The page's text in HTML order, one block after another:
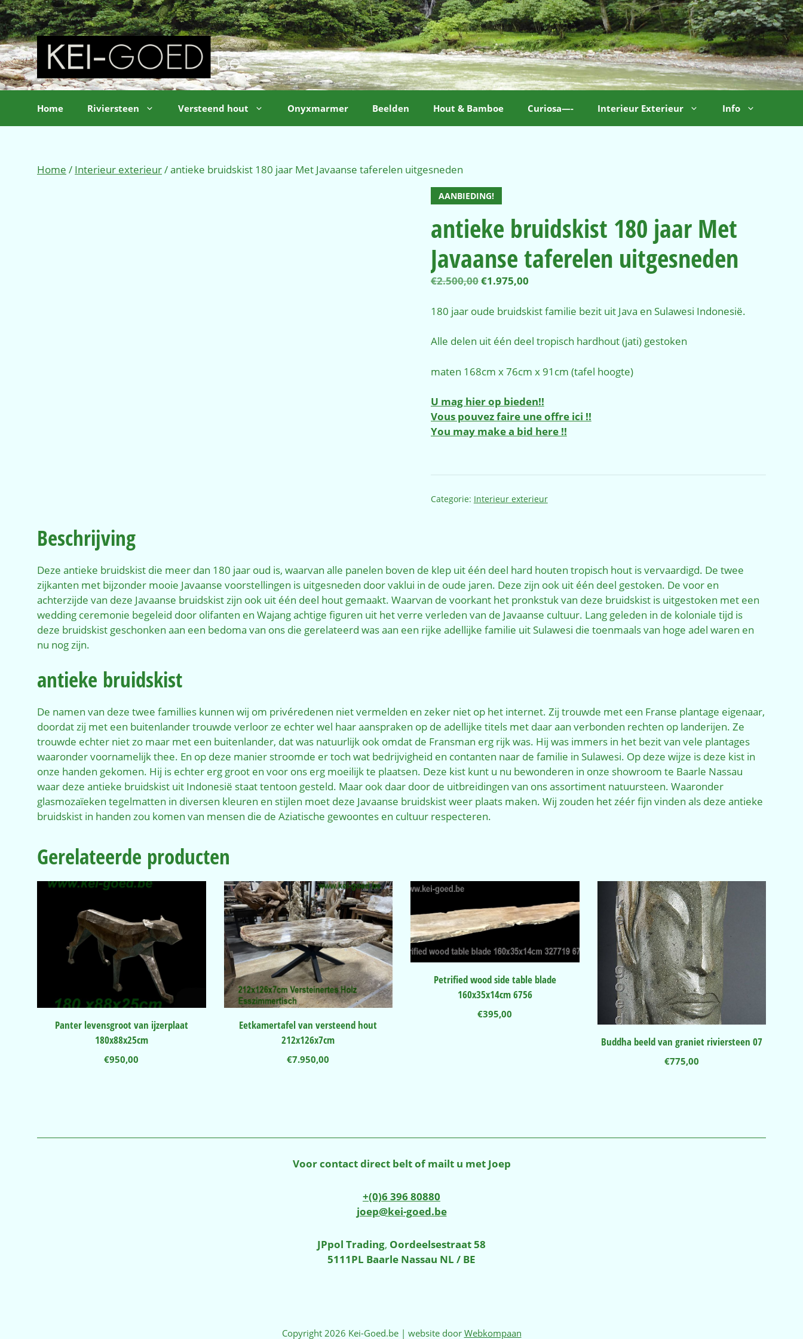
Ga
naar
de
inhoud
Home Riviersteen Versteend hout Onyxmarmer Beelden Hout & Bamboe Curiosa—- Interieur Exterieur Info
Home / Interieur exterieur/ antieke bruidskist 180 jaar Met Javaanse taferelen uitgesneden
AANBIEDING!
antieke bruidskist 180 jaar Met
Javaanse taferelen uitgesneden
€2.500,00Oorspronkelijke
was:
€1.975,00Huidige
is:
180 jaar oude bruidskist familie bezit uit Java en Sulawesi Indonesië.
Alle delen uit één deel tropisch hardhout (jati) gestoken
maten 168cm x 76cm x 91cm (tafel hoogte)
U mag hier op bieden!!
Vous pouvez faire une offre ici !!
You may make a bid here !!
Categorie: Interieur exterieur
Beschrijving
Deze antieke bruidskist die meer dan 180 jaar oud is, waarvan alle panelen boven de klep uit één deel hard houten tropisch hout is vervaardigd. De twee
zijkanten met bijzonder mooie Javaanse voorstellingen is uitgesneden door vaklui in de oude jaren. Deze zijn ook uit één deel gestoken. De voor en
achterzijde van deze Javaanse bruidskist zijn ook uit één deel hout gemaakt. Waarvan de voorkant het pronkstuk van deze bruidskist is uitgestoken met een
wedding ceremonie begeleid door olifanten en Wajang achtige figuren uit het verre verleden van de Javaanse cultuur. Lang geleden in de koloniale tijd is
deze bruidskist geschonken aan een bedoma van ons die gerelateerd was aan een rijke adellijke familie uit Sulawesi die toenmaals van hoge adel waren en
nu nog zijn.
antieke bruidskist
De namen van deze twee famillies kunnen wij om privéredenen niet vermelden en zeker niet op het internet. Zij trouwde met een Franse plantage eigenaar,
doordat zij met een buitenlander trouwde verloor ze echter wel haar aanspraken op de adellijke titels met daar aan verbonden rechten op landerijen. Ze
trouwde echter niet zo maar met een buitenlander, dat was natuurlijk ook omdat de Fransman erg rijk was. Hij was immers in het bezit van vele plantages
waaronder voornamelijk thee. En op deze manier stroomde er toch wat bedrijvigheid en contanten naar de familie in Sulawesi. Op deze wijze is deze kist in
onze handen gekomen. Hij is echter erg groot en voor ons erg moeilijk te plaatsen. Deze kist kunt u nu bewonderen in onze showroom te Baarle Nassau
waar deze antieke bruidskist uit Indonesië staat tentoon gesteld. Maar ook daar door de uitbreidingen van ons assortiment natuursteen. Waaronder
glasmozaïeken tegelmatten in diversen kleuren en stijlen moet deze Javaanse bruidskist weer plaats maken. Wij zouden het zéér fijn vinden als deze antieke
bruidskist in handen zou komen van mensen die de Aziatische gewoontes en cultuur respecteren.
Gerelateerde producten
Panter levensgroot van ijzerplaat
180x88x25cm
€950,00
Eetkamertafel van versteend hout
212x126x7cm
€7.950,00
Petrified wood side table blade
160x35x14cm 6756
€395,00
Buddha beeld van graniet riviersteen 07
€775,00
Voor contact direct belt of mailt u met Joep
+(0)6 396 80880
joep@kei-goed.be
JPpol Trading, Oordeelsestraat 58
5111PL Baarle Nassau NL / BE
Copyright 2026 Kei-Goed.be | website door Webkompaan